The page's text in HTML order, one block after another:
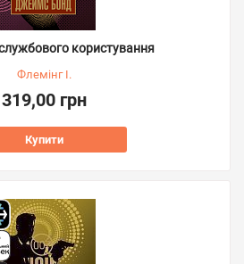
користування
Флемінг І.
319,00 грн
Купити